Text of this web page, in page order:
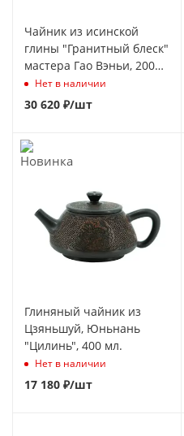
Чайник из исинской
глины "Гранитный блеск"
мастера Гао Вэньи, 200
мл.Нет в наличии
30 620 ₽/шт
Глиняный чайник из
Цзяньшуй, Юньнань
"Цилинь", 400 мл.
Нет в наличии
17 180 ₽/шт